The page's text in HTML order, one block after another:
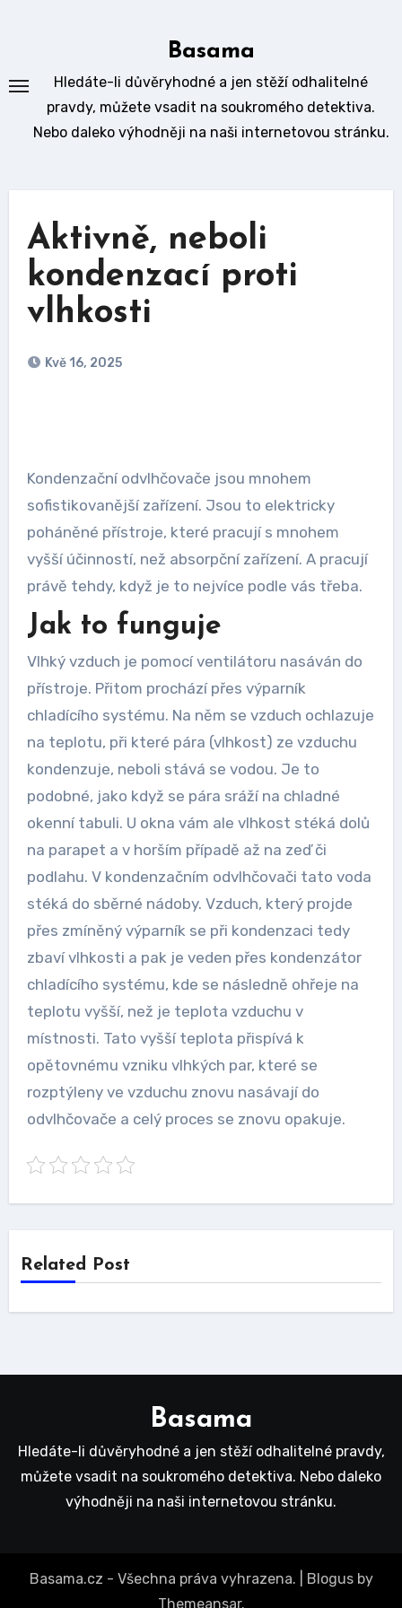
Basama
Hledáte-li důvěryhodné a jen stěží odhalitelné
pravdy, můžete vsadit na soukromého detektiva.
Nebo daleko výhodněji na naši internetovou stránku.
Aktivně, neboli
kondenzací proti
vlhkosti
Kvě 16, 2025
Kondenzační odvlhčovače jsou mnohem
sofistikovanější zařízení. Jsou to elektricky
poháněné přístroje, které pracují s mnohem
vyšší účinností, než absorpční zařízení. A pracují
právě tehdy, když je to nejvíce podle vás třeba.
Jak to funguje
Vlhký vzduch je pomocí ventilátoru nasáván do
přístroje. Přitom prochází přes výparník
chladícího systému. Na něm se vzduch ochlazuje
na teplotu, při které pára (vlhkost) ze vzduchu
kondenzuje, neboli stává se vodou. Je to
podobné, jako když se pára sráží na chladné
okenní tabuli. U okna vám ale vlhkost stéká dolů
na parapet a v horším případě až na zeď či
podlahu. V kondenzačním odvlhčovači tato voda
stéká do sběrné nádoby. Vzduch, který projde
přes zmíněný výparník se při kondenzaci tedy
zbaví vlhkosti a pak je veden přes kondenzátor
chladícího systému, kde se následně ohřeje na
teplotu vyšší, než je teplota vzduchu v
místnosti. Tato vyšší teplota přispívá k
opětovnému vzniku vlhkých par, které se
rozptýleny ve vzduchu znovu nasávají do
odvlhčovače a celý proces se znovu opakuje.
Related Post
Basama
Hledáte-li důvěryhodné a jen stěží odhalitelné pravdy,
můžete vsadit na soukromého detektiva. Nebo daleko
výhodněji na naši internetovou stránku.
Basama.cz - Všechna práva vyhrazena. Blogusby
Themeansar.